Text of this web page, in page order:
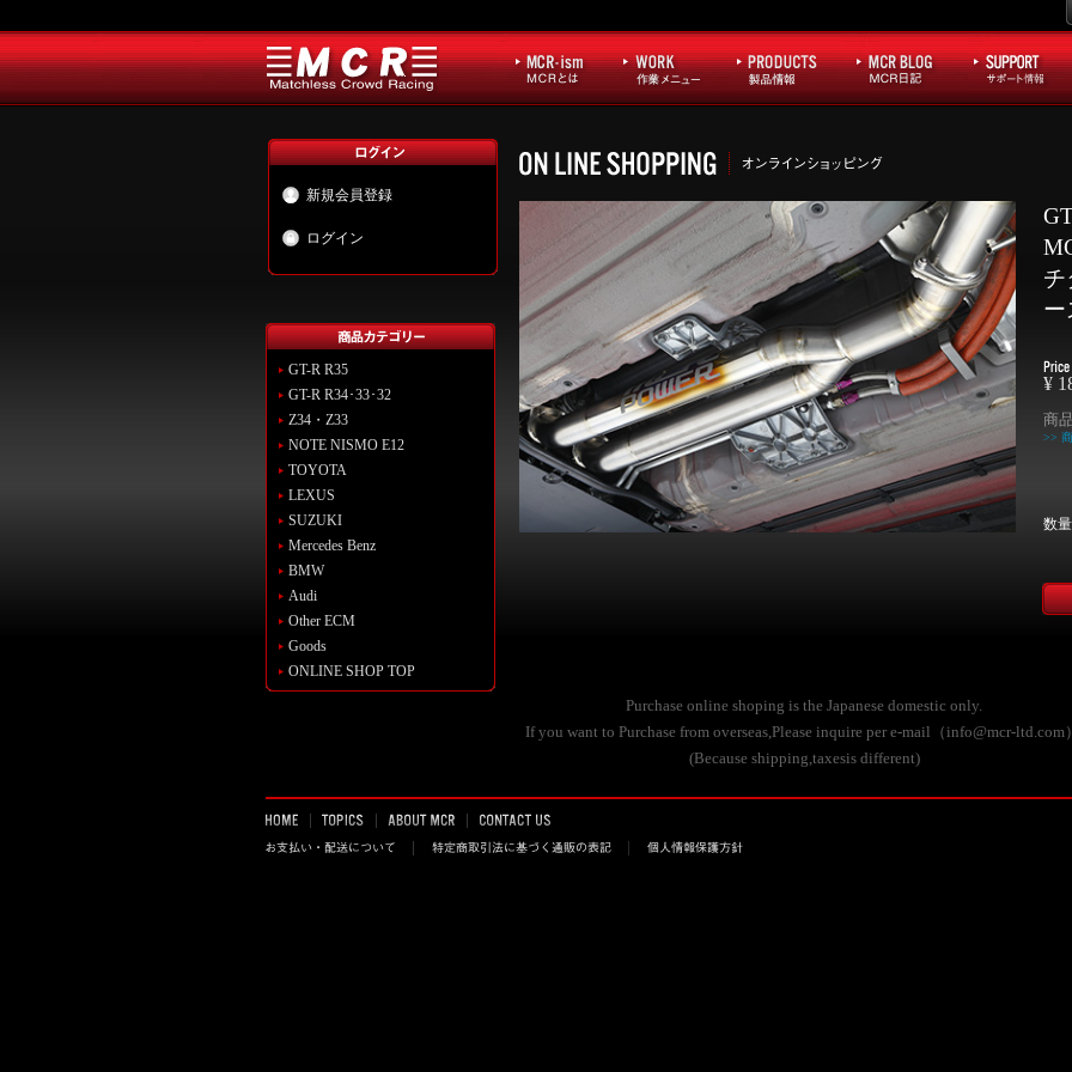
新規会員登録
ログイン
GT-R R35
GT-R R34･33･32
Z34・Z33
NOTE NISMO E12
TOYOTA
LEXUS
SUZUKI
Mercedes Benz
BMW
Audi
Other ECM
Goods
ONLINE SHOP TOP
チ
ー
¥
商
>>
数量
Purchase online shoping is the Japanese domestic only.
If you want to Purchase from overseas,Please inquire per e-mail（info@mcr-ltd.com
(Because shipping,taxesis different)